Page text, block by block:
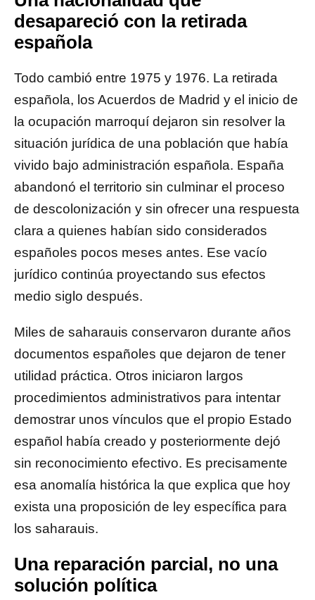
desapareció con la retirada
española
Todo cambió entre 1975 y 1976. La retirada
española, los Acuerdos de Madrid y el inicio de
la ocupación marroquí dejaron sin resolver la
situación jurídica de una población que había
vivido bajo administración española. España
abandonó el territorio sin culminar el proceso
de descolonización y sin ofrecer una respuesta
clara a quienes habían sido considerados
españoles pocos meses antes. Ese vacío
jurídico continúa proyectando sus efectos
medio siglo después.
Miles de saharauis conservaron durante años
documentos españoles que dejaron de tener
utilidad práctica. Otros iniciaron largos
procedimientos administrativos para intentar
demostrar unos vínculos que el propio Estado
español había creado y posteriormente dejó
sin reconocimiento efectivo. Es precisamente
esa anomalía histórica la que explica que hoy
exista una proposición de ley específica para
los saharauis.
Una reparación parcial, no una
solución política